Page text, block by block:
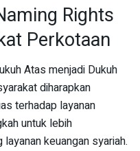
Rights
Perkotaan
Atas menjadi Dukuh
diharapkan
terhadap layanan
untuk lebih
keuangan syariah.